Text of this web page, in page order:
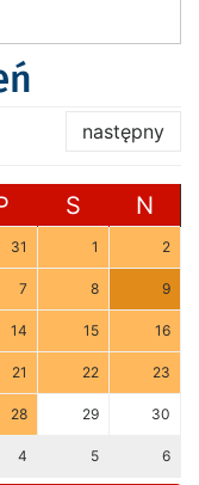
następny
S N
31 1 2
7 8 9
14 15 16
21 22 23
28 29 30
4 5 6